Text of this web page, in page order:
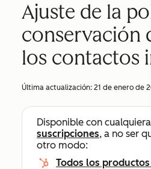
Ajuste de la
conservación
los contactos
Última actualización: 21 de enero de
Disponible con
suscripciones, a no ser
otro modo:
Todos los